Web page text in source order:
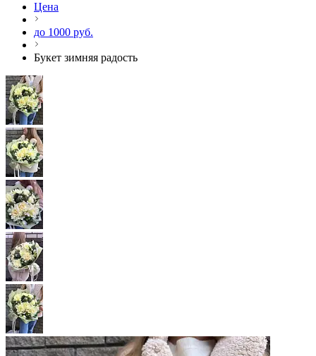
Цена
до 1000 руб.
Букет зимняя радость